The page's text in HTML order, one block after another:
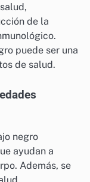
de la
puede ser una
de salud.
negro
ayudan a
Además, se